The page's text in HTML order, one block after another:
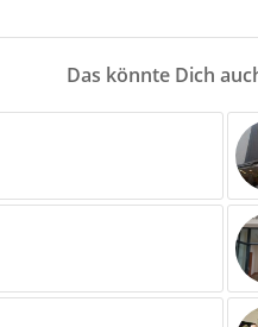
Das könnte Dich